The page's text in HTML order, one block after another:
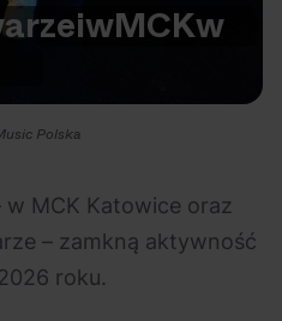
eBilet
iwMCKw
Polska
MCK Katowice oraz
– zamkną aktywność
roku.